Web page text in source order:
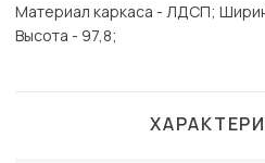
Материал каркаса - ЛДСП;
Высота - 97,8;